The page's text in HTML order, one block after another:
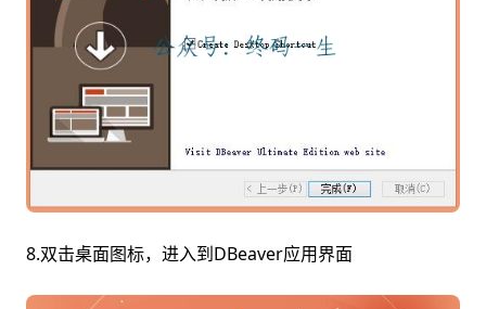
8.双击桌面图标，进入到DBeaver应用界面